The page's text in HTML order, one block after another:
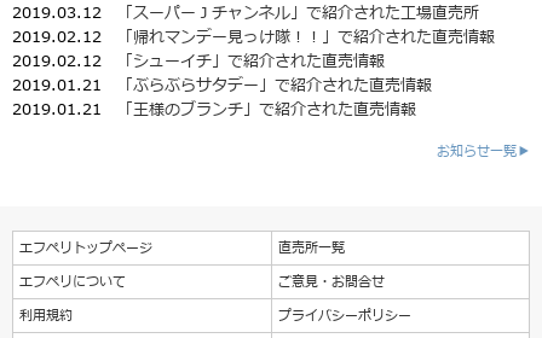
2019.03.12
「スーパーＪチャンネル」で紹介された工場直売所
2019.02.12
「帰れマンデー見っけ隊！！」で紹介された直売情報
2019.02.12
「シューイチ」で紹介された直売情報
2019.01.21
「ぶらぶらサタデー」で紹介された直売情報
2019.01.21
「王様のブランチ」で紹介された直売情報
お知らせ一覧▶
エフペリトップページ
直売所一覧
エフペリについて
ご意見・お問合せ
利用規約
プライバシーポリシー